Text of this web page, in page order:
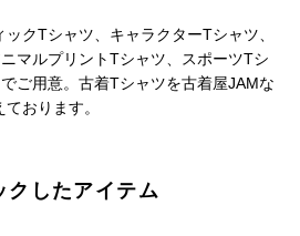
クTシャツ、キャラクターTシャツ、
マルプリントTシャツ、スポーツTシ
ご用意。古着Tシャツを古着屋JAMな
おります。
クしたアイテム